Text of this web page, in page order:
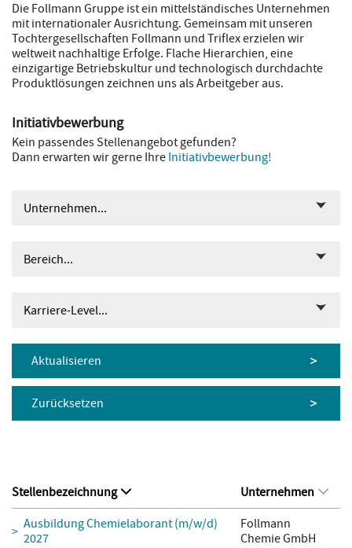
Die Follmann Gruppe ist ein mittelständisches Unternehmen
mit internationaler Ausrichtung. Gemeinsam mit unseren
Tochtergesellschaften Follmann und Triflex erzielen wir
weltweit nachhaltige Erfolge. Flache Hierarchien, eine
einzigartige Betriebskultur und technologisch durchdachte
Produktlösungen zeichnen uns als Arbeitgeber aus.
Unternehmen...
Bereich...
Karriere-Level...
Aktualisieren
Zurücksetzen
Initiativbewerbung
Kein passendes Stellenangebot gefunden?
Dann erwarten wir gerne Ihre Initiativbewerbung!
Stellenbezeichnung
Unternehmen
Ausbildung Chemielaborant (m/w/d)
2027
Follmann
Chemie GmbH